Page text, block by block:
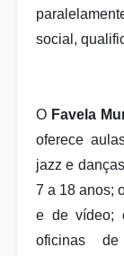
social,
O Favela
oferece
jazz e
7 a 18 anos;
e de vídeo;
oficinas